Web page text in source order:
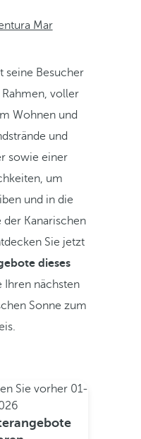
Mar
seine Besucher
voller
Wohnen und
und
sowie einer
um
und in die
Kanarischen
Sie jetzt
dieses
Ihren nächsten
Sonne zum
Sie vorher 01-